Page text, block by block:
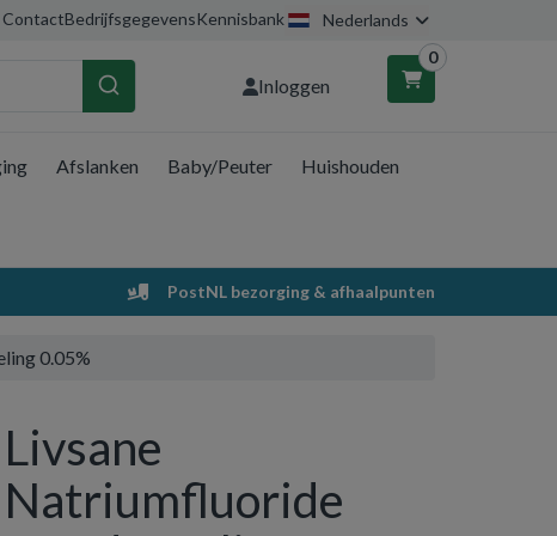
ContactBedrijfsgegevensKennisbank Nederlands
Inloggen
0
Uw winkelwagen is leeg.
Vul hem met producten.
Afslanken Baby/Peuter Huishouden
PostNL bezorging & afhaalpunten
0.05%
Livsane
Natriumfluoride